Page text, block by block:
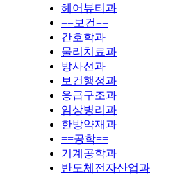
헤어뷰티과
==보건==
간호학과
물리치료과
방사선과
보건행정과
응급구조과
임상병리과
한방약재과
==공학==
기계공학과
반도체전자산업과